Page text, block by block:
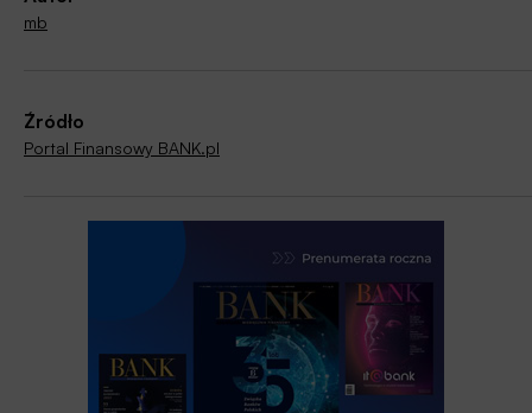
mb
Źródło
Portal Finansowy BANK.pl